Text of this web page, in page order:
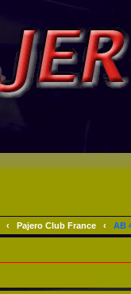
‹ Pajero Club France ‹ AB